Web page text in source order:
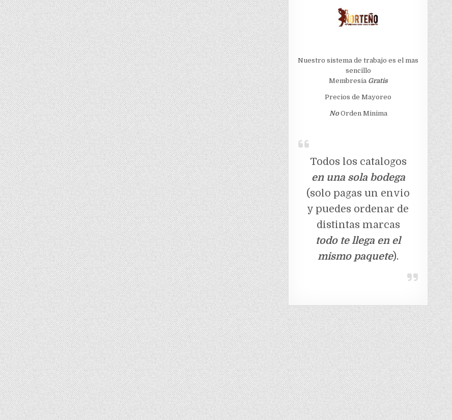
Nuestro sistema de trabajo es el mas
sencillo
Membresia Gratis
Precios de Mayoreo
NoOrden Minima
Todos los catalogos
en una sola bodega
(solo pagas un envio
y puedes ordenar de
distintas marcas
todo te llega en el
mismo paquete).